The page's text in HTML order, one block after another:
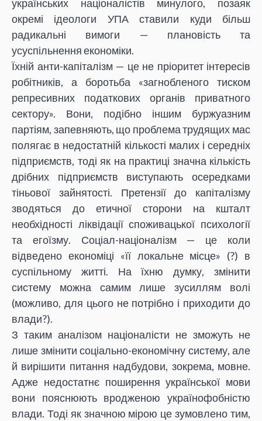
українських націоналістів минулого, позаяк
окремі ідеологи УПА ставили куди більш
радикальні вимоги — плановість та
усуспільнення економіки.
Їхній анти-капіталізм — це не пріоритет інтересів
робітників, а боротьба «загнобленого тиском
репресивних податкових органів приватного
сектору». Вони, подібно іншим буржуазним
партіям, запевняють, що проблема трудящих мас
полягає в недостатній кількості малих і середніх
підприємств, тоді як на практиці значна кількість
дрібних підприємств виступають осередками
тіньової зайнятості. Претензії до капіталізму
зводяться до етичної сторони на кшталт
необхідності ліквідації споживацької психології
та егоїзму. Соціал-націоналізм — це коли
відведено економіці «її локальне місце» (?) в
суспільному житті. На їхню думку, змінити
систему можна самим лише зусиллям волі
(можливо, для цього не потрібно і приходити до
влади?).
З таким аналізом націоналісти не зможуть не
лише змінити соціально-економічну систему, але
й вирішити питання надбудови, зокрема, мовне.
Адже недостатнє поширення української мови
вони пояснюють вродженою українофобністю
влади. Тоді як значною мірою це зумовлено тим,